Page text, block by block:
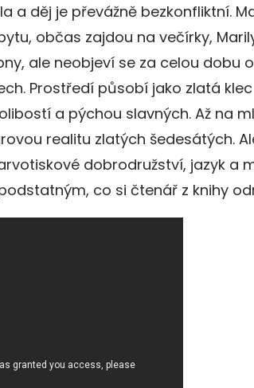
a děj je převážně bezkonfliktní.
občas zajdou na večírky,
ale neobjeví se za celou dobu
Prostředí působí jako zlatá klec
a pýchou slavných. Až na
realitu zlatých šedesátých.
dobrodružství, jazyk a
co si čtenář z knihy